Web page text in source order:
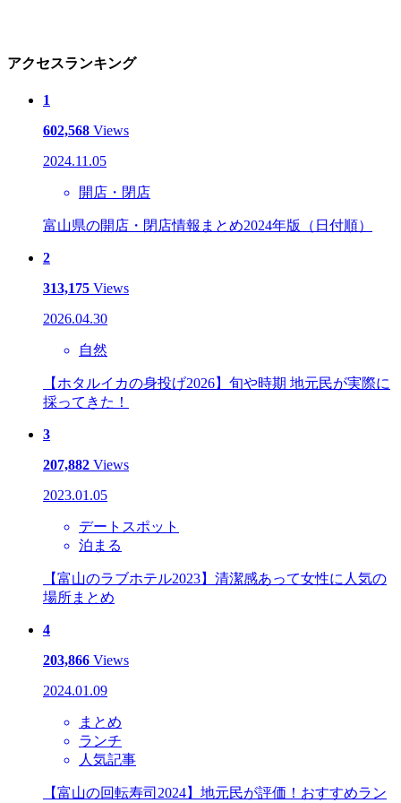
アクセスランキング
1
602,568 Views
2024.11.05
開店・閉店
富山県の開店・閉店情報まとめ2024年版（日付順）
2
313,175 Views
2026.04.30
自然
【ホタルイカの身投げ2026】旬や時期 地元民が実際に
採ってきた！
3
207,882 Views
2023.01.05
デートスポット
泊まる
【富山のラブホテル2023】清潔感あって女性に人気の
場所まとめ
4
203,866 Views
2024.01.09
まとめ
ランチ
人気記事
【富山の回転寿司2024】地元民が評価！おすすめラン